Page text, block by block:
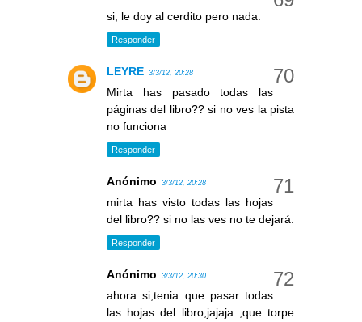
si, le doy al cerdito pero nada.
Responder
LEYRE 3/3/12, 20:28
Mirta has pasado todas las
páginas del libro?? si no ves la pista
no funciona
Responder
Anónimo 3/3/12, 20:28
mirta has visto todas las hojas
del libro?? si no las ves no te dejará.
Responder
Anónimo 3/3/12, 20:30
ahora si,tenia que pasar todas
las hojas del libro,jajaja ,que torpe